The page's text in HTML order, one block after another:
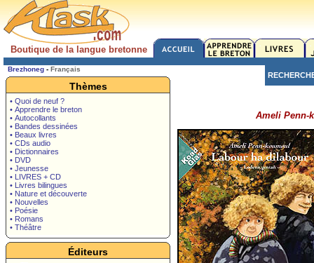
Boutique de la langue bretonne
Brezhoneg - Français
Thèmes
• Quoi de neuf ?
• Apprendre le breton
• Autocollants
• Bandes dessinées
• Beaux livres
• CDs audio
• Dictionnaires
• DVD
• Jeunesse
• LIVRES + CD
• Livres bilingues
• Nature et découverte
• Nouvelles
• Poésie
• Romans
• Théâtre
Éditeurs
Ameli Penn-